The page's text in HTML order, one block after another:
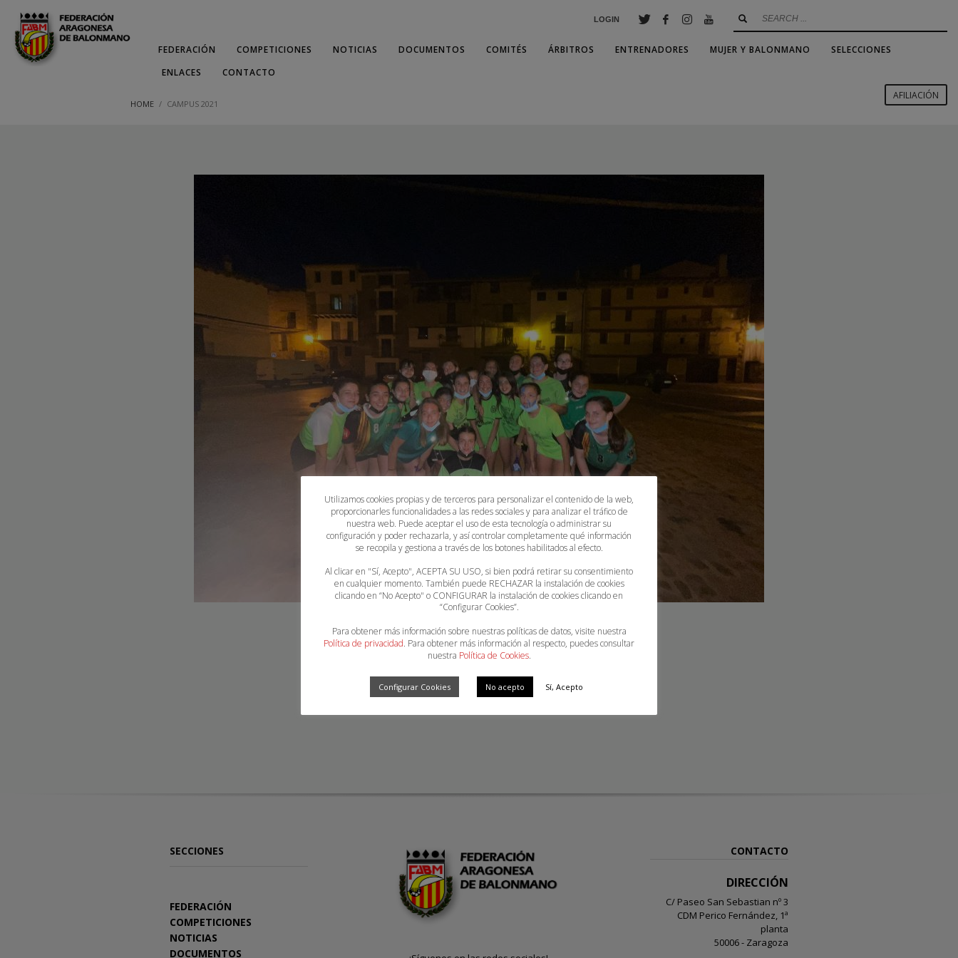
LOGIN
FEDERACIÓN COMPETICIONES NOTICIAS DOCUMENTOS COMITÉS ÁRBITROS ENTRENADORES MUJER Y BALONMANO
SELECCIONES
ENLACES
CONTACTO
AFILIACIÓN
HOME CAMPUS 2021
SECCIONES
FEDERACIÓN
COMPETICIONES
NOTICIAS
DOCUMENTOS
CONTACTO
DIRECCIÓN
C/ Paseo San Sebastian nº 3
CDM Perico Fernández, 1ª
planta
50006 - Zaragoza
Utilizamos cookies propias y de terceros para personalizar el contenido de la web,
proporcionarles funcionalidades a las redes sociales y para analizar el tráfico de
nuestra web. Puede aceptar el uso de esta tecnología o administrar su
configuración y poder rechazarla, y así controlar completamente qué información
se recopila y gestiona a través de los botones habilitados al efecto.
Al clicar en "Sí, Acepto", ACEPTA SU USO, si bien podrá retirar su consentimiento
en cualquier momento. También puede RECHAZAR la instalación de cookies
clicando en “No Acepto" o CONFIGURAR la instalación de cookies clicando en
“Configurar Cookies”.
Para obtener más información sobre nuestras políticas de datos, visite nuestra
Política de privacidad. Para obtener más información al respecto, puedes consultar
nuestra Política de Cookies.
Configurar Cookies No acepto Sí, Acepto